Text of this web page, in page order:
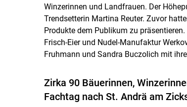
Winzerinnen und Landfrauen. Der
Trendsetterin Martina Reuter. Zuvor
Produkte dem Publikum zu
Frisch-Eier und Nudel-Manufaktur
Fruhmann und Sandra Buczolich mit
Zirka 90 Bäuerinnen,
Fachtag nach St. Andrä am